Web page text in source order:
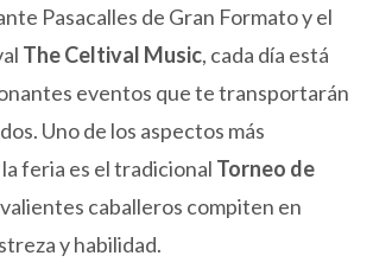
Pasacalles de Gran Formato y el
The Celtival Music, cada día está
eventos que te transportarán
Uno de los aspectos más
feria es el tradicional Torneo de
caballeros compiten en
y habilidad.